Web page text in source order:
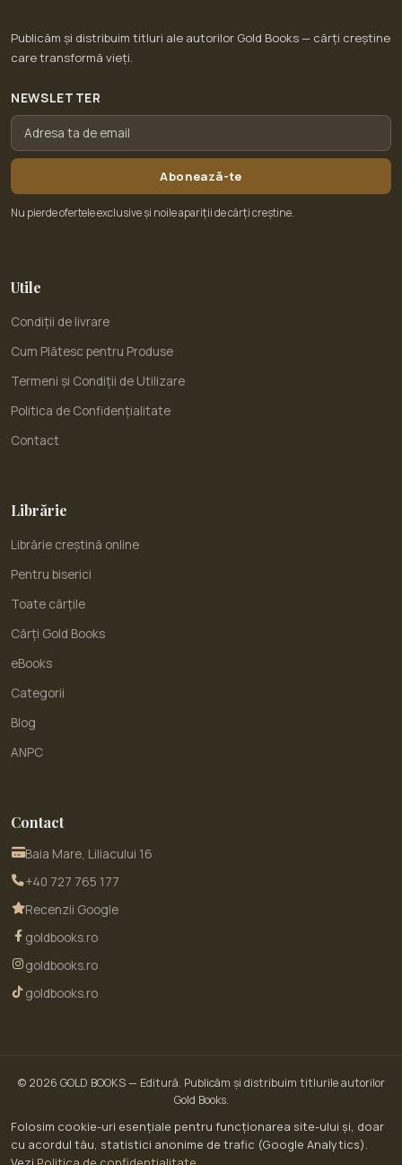
Publicăm și distribuim titluri ale autorilor Gold Books — cărți creștine
care transformă vieți.
NEWSLETTER
Abonează-te
Nu pierde ofertele exclusive și noile apariții de cărți creștine.
Utile
Condiții de livrare
Cum Plătesc pentru Produse
Termeni și Condiții de Utilizare
Politica de Confidențialitate
Contact
Librărie
Librărie creștină online
Pentru biserici
Toate cărțile
Cărți Gold Books
eBooks
Categorii
Blog
ANPC
Contact
Baia Mare, Liliacului 16
+40 727 765 177
Recenzii Google
goldbooks.ro
goldbooks.ro
goldbooks.ro
© 2026 GOLD BOOKS— Editură. Publicăm și distribuim titlurile autorilor
Gold Books.
© 2026 GoldBooks · un serviciu WOW SITE EXPERT SRL · CUI RO30450643 · Str.
Liliacului nr. 16, Baia Mare, jud. Maramureș
ANPC — Soluționarea Alternativă a Litigiilor (SAL)
Folosim cookie-uri esențiale pentru funcționarea site-ului și, doar
cu acordul tău, statistici anonime de trafic (Google Analytics).